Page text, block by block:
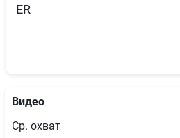
ER
Видео
Ср. охват